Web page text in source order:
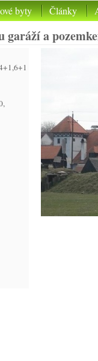
byty Články
garáží a